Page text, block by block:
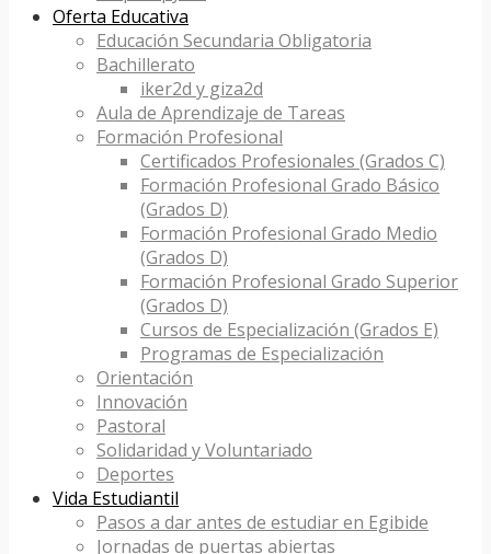
Oferta Educativa
Educación Secundaria Obligatoria
Bachillerato
iker2d y giza2d
Aula de Aprendizaje de Tareas
Formación Profesional
Certificados Profesionales (Grados C)
Formación Profesional Grado Básico
(Grados D)
Formación Profesional Grado Medio
(Grados D)
Formación Profesional Grado Superior
(Grados D)
Cursos de Especialización (Grados E)
Programas de Especialización
Orientación
Innovación
Pastoral
Solidaridad y Voluntariado
Deportes
Vida Estudiantil
Pasos a dar antes de estudiar en Egibide
Jornadas de puertas abiertas